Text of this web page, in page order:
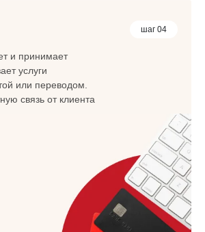
шаг 04
и принимает
услуги
или переводом.
связь от клиента